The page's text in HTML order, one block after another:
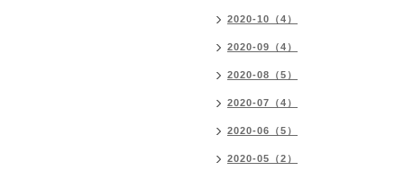
2020-10（4）
2020-09（4）
2020-08（5）
2020-07（4）
2020-06（5）
2020-05（2）